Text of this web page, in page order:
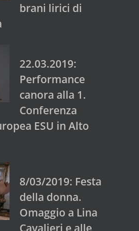
brani lirici di
22.03.2019:
Performance
canora alla 1.
Conferenza
ESU in Alto
8/03/2019: Festa
della donna.
Omaggio a Lina
Cavalieri e alle